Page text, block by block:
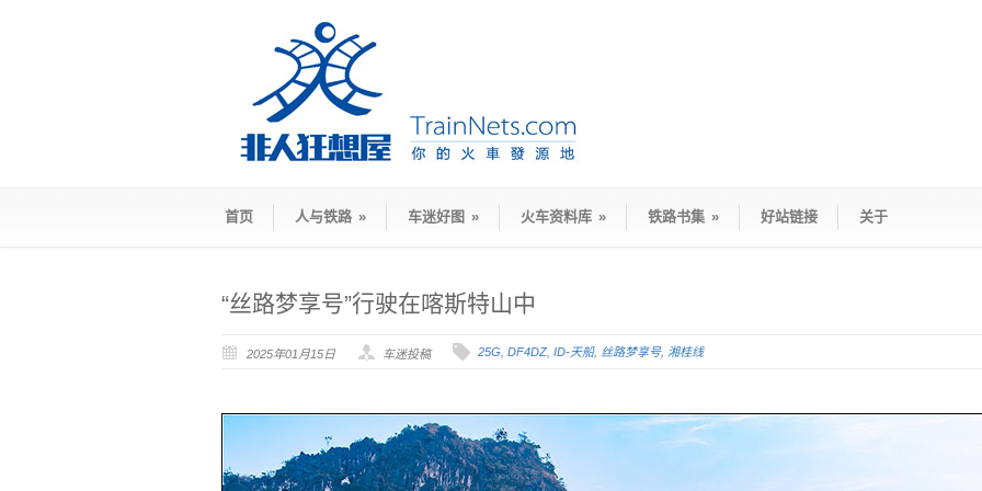
首页 人与铁路 » 车迷好图 » 火车资料库 » 铁路书集 » 好站链接 关于
“丝路梦享号”行驶在喀斯特山中
2025年01月15日 车迷投稿 25G DF4DZ ID-天船, 丝路梦享号, 湘桂线